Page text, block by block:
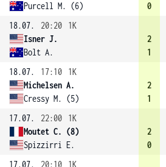
Purcell M. (6)
0
18.07.
20:20
1K
Isner J.
Bolt A.
2
1
18.07.
17:10
1K
Michelsen A.
Cressy M. (5)
2
1
17.07.
22:00
1K
Moutet C. (8)
Spizzirri E.
2
0
17.07.
20:10 1K